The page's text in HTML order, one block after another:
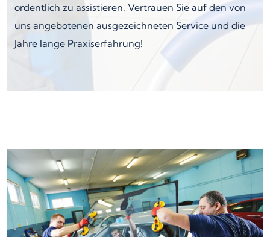
ordentlich zu assistieren. Vertrauen Sie auf den von
uns angebotenen ausgezeichneten Service und die
Jahre lange Praxiserfahrung!